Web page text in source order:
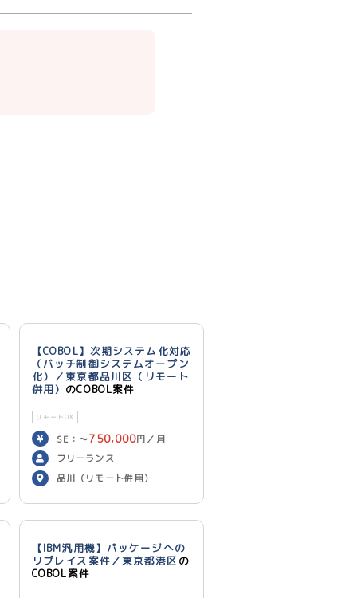
【COBOL】次期システム化対応
（バッチ制御システムオープン
化）／東京都品川区（リモート
併用） のCOBOL案件
リモートOK
SE：〜750,000円／月
PG：〜700,000
フリーランス
品川（リモート併用）
【IBM汎用機】パッケージへの
リプレイス案件／東京都港区 の
COBOL案件